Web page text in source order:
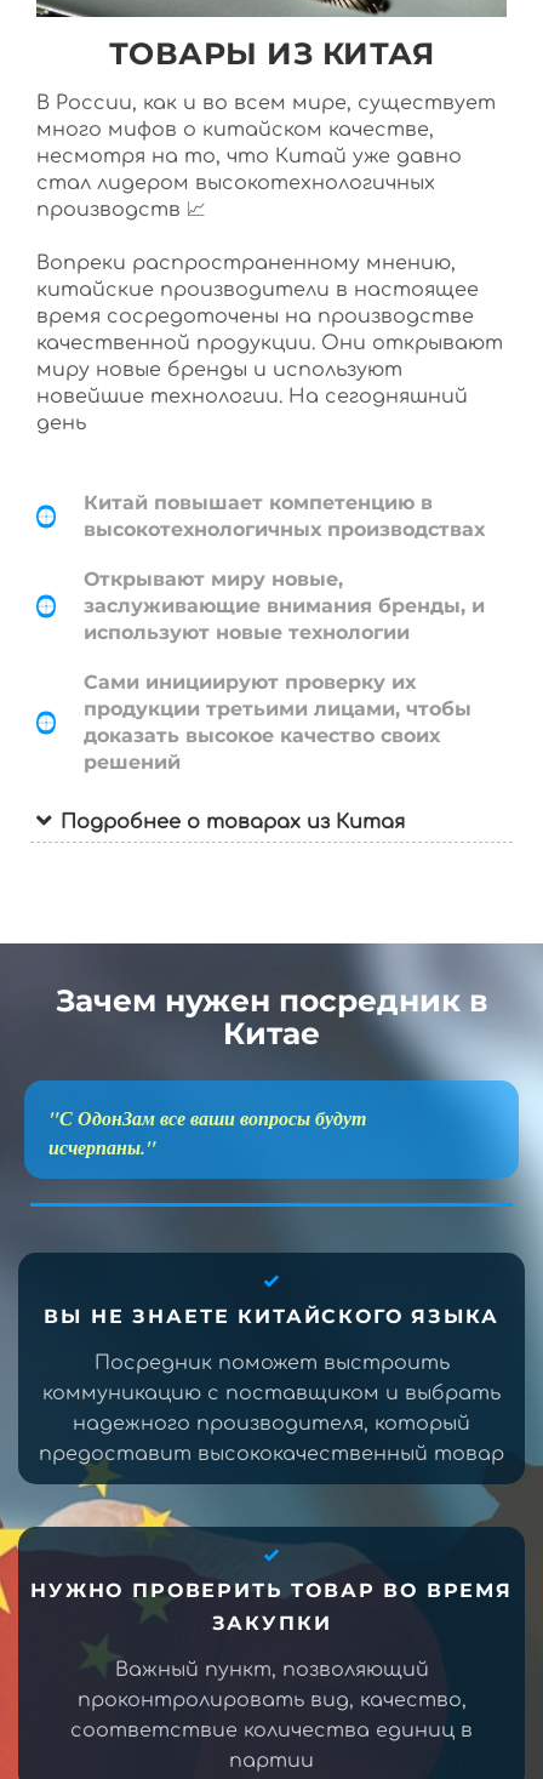
ТОВАРЫ ИЗ КИТАЯ
В России, как и во всем мире, существует
много мифов о китайском качестве,
несмотря на то, что Китай уже давно
стал лидером высокотехнологичных
производств 📈
Вопреки распространенному мнению,
китайские производители в настоящее
время сосредоточены на производстве
качественной продукции. Они открывают
миру новые бренды и используют
новейшие технологии. На сегодняшний
день
Китай повышает компетенцию в
высокотехнологичных производствах
Открывают миру новые,
заслуживающие внимания бренды, и
используют новые технологии
Сами инициируют проверку их
продукции третьими лицами, чтобы
доказать высокое качество своих
решений
Подробнее о товарах из Китая
Зачем нужен посредник в
Китае
"С ОдонЗам все ваши вопросы будут
исчерпаны."
ВЫ НЕ ЗНАЕТЕ КИТАЙСКОГО ЯЗЫКА
Посредник поможет выстроить
коммуникацию с поставщиком и выбрать
надежного производителя, который
предоставит высококачественный товар
НУЖНО ПРОВЕРИТЬ ТОВАР ВО ВРЕМЯ
ЗАКУПКИ
Важный пункт, позволяющий
проконтролировать вид, качество,
соответствие количества единиц в
партии